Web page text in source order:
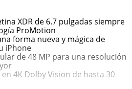
XDR de 6.7 pulgadas siempre
ProMotion
forma nueva y mágica de
iPhone
de 48 MP para una resolución
4K Dolby Vision de hasta 30